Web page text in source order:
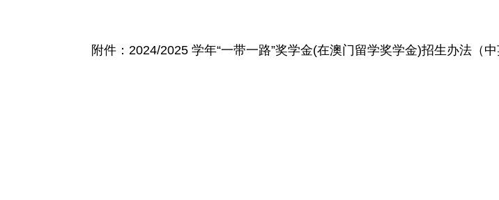
附件：2024/2025 学年“一带一路”奖学金(在澳门留学奖学金)招生办法（中